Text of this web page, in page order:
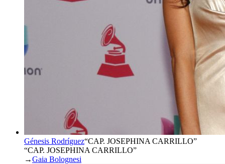
Génesis Rodríguez“CAP. JOSEPHINA CARRILLO”
“CAP. JOSEPHINA CARRILLO”
→Gaia Bolognesi